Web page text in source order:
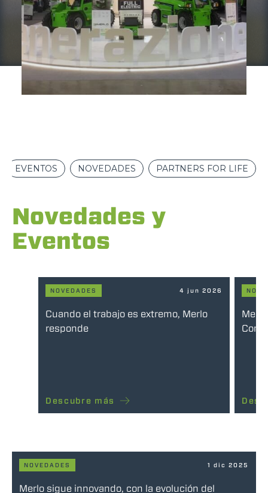
EVENTOS NOVEDADES PARTNERS FOR LIFE
Novedades y
Eventos
NOVEDADES 4 jun 2026
Cuando el trabajo es extremo, Merlo
responde
Descubre más
NOVEDADES 1 dic 2025
Merlo sigue innovando, con la evolución del